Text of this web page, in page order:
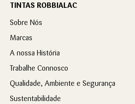
TINTAS ROBBIALAC
Sobre Nós
Marcas
A nossa História
Trabalhe Connosco
Qualidade, Ambiente e Segurança
Sustentabilidade